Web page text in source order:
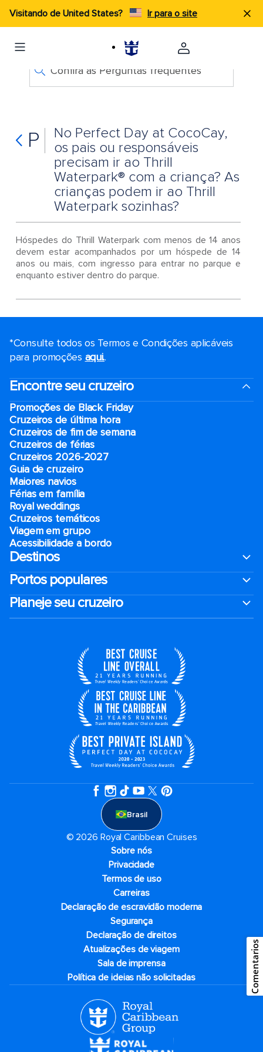
Visitando de United States? Ir para o site
Confira as Perguntas frequentes
P
No Perfect Day at CocoCay,
os pais ou responsáveis
precisam ir ao Thrill
Waterpark® com a criança? As
crianças podem ir ao Thrill
Waterpark sozinhas?
Hóspedes do Thrill Waterpark com menos de 14 anos
devem estar acompanhados por um hóspede de 14
anos ou mais, com ingresso para entrar no parque e
enquanto estiver dentro do parque.
*Consulte todos os Termos e Condições aplicáveis ​​
para promoções aqui..
Encontre seu cruzeiro
Promoções de Black Friday
Cruzeiros de última hora
Cruzeiros de fim de semana
Cruzeiros de férias
Cruzeiros 2026-2027
Guia de cruzeiro
Maiores navios
Férias em família
Royal weddings
Cruzeiros temáticos
Viagem em grupo
Acessibilidade a bordo
Destinos
Portos populares
Planeje seu cruzeiro
Brasil
© 2026 Royal Caribbean Cruises
Sobre nós
Privacidade
Termos de uso
Carreiras
Declaração de escravidão moderna
Segurança
Declaração de direitos
Atualizações de viagem
Sala de imprensa
Política de ideias não solicitadas
Comentarios